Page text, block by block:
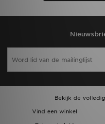
Bekijk de
Vind een winkel